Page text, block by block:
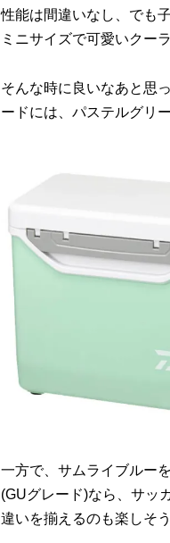
性能は間違いなし、でも
ミニサイズで可愛いクー
そんな時に良いなあと思
ードには、パステルグリ
一方で、サムライブルー
(GUグレード)なら、サッ
違いを揃えるのも楽しそう